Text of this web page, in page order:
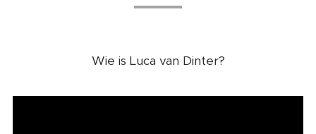
Wie is Luca van Dinter?